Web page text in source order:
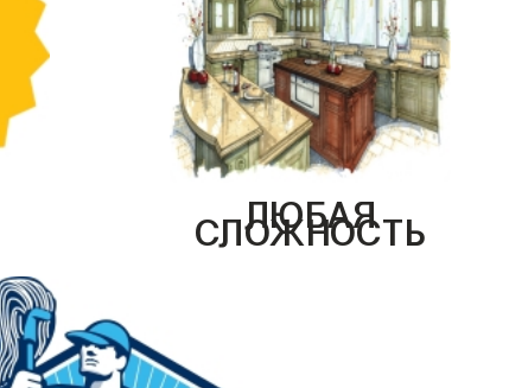
ЛЮБАЯ
СЛОЖНОСТЬ